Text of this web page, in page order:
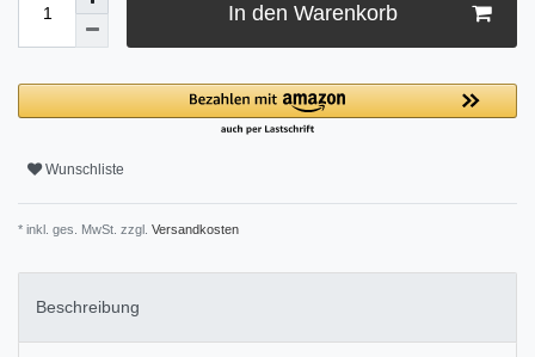
In den Warenkorb
Wunschliste
* inkl. ges. MwSt. zzgl. Versandkosten
Beschreibung